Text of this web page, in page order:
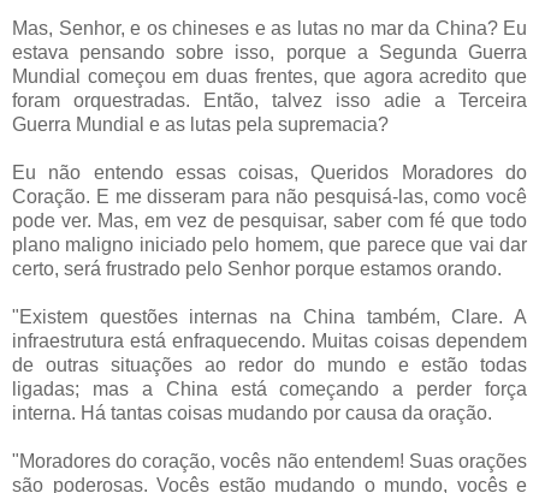
Mas, Senhor, e os chineses e as lutas no mar da China? Eu
estava pensando sobre isso, porque a Segunda Guerra
Mundial começou em duas frentes, que agora acredito que
foram orquestradas. Então, talvez isso adie a Terceira
Guerra Mundial e as lutas pela supremacia?
Eu não entendo essas coisas, Queridos Moradores do
Coração. E me disseram para não pesquisá-las, como você
pode ver. Mas, em vez de pesquisar, saber com fé que todo
plano maligno iniciado pelo homem, que parece que vai dar
certo, será frustrado pelo Senhor porque estamos orando.
"Existem questões internas na China também, Clare. A
infraestrutura está enfraquecendo. Muitas coisas dependem
de outras situações ao redor do mundo e estão todas
ligadas; mas a China está começando a perder força
interna. Há tantas coisas mudando por causa da oração.
"Moradores do coração, vocês não entendem! Suas orações
são poderosas. Vocês estão mudando o mundo, vocês e